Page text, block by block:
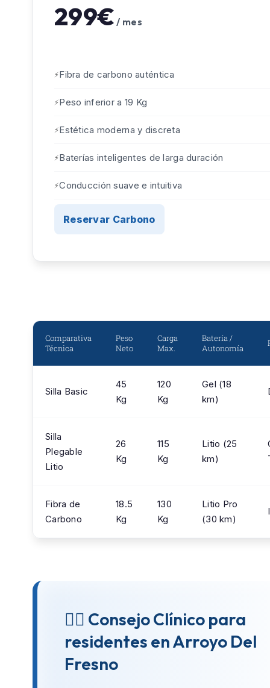
299€ / mes
Fibra de carbono auténtica
Peso inferior a 19 Kg
Estética moderna y discreta
Baterías inteligentes de larga duración
Conducción suave e intuitiva
Reservar Carbono
Comparativa
Técnica
Peso
Neto
Carga
Max.
Batería /
Autonomía
Silla Basic
45
Kg
120
Kg
Gel (18
km)
Silla
Plegable
Litio
26
Kg
115
Kg
Litio (25
km)
Fibra de
Carbono
18.5
Kg
130
Kg
Litio Pro
(30 km)
👨‍⚕️ Consejo Clínico para
residentes en Arroyo Del
Fresno